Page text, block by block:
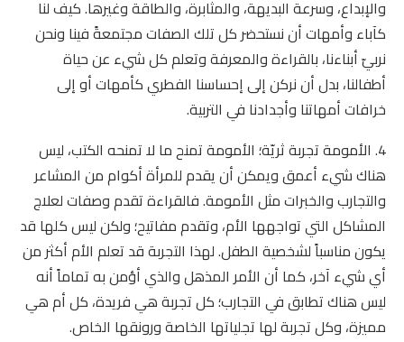
والإبداع، وسرعة البديهة، والمثابرة، والطاقة وغيرها. كيف لنا
كآباء وأمهات أن نستحضر كل تلك الصفات مجتمعةً فينا ونحن
نربيّ أبناءنا، بالقراءة والمعرفة وتعلم كل شيء عن حياة
أطفالنا، بدل أن نركن إلى إحساسنا الفطري كأمهات أو إلى
خرافات أمهاتنا وأجدادنا في التربية.
4. الأمومة تجربة ثريّة؛ الأمومة تمنح ما لا تمنحه الكتب، ليس
هناك شيء أعمق ويمكن أن يقدم للمرأة أكوام من المشاعر
والتجارب والخبرات مثل الأمومة. فالقراءة تقدم وصفات لعلاج
المشاكل التي تواجهها الأم، وتقدم مفاتيح؛ ولكن ليس كلها قد
يكون مناسباً لشخصية الطفل. لهذا التجربة قد تعلم الأم أكثر من
أي شيء آخر، كما أن الأمر المذهل والذي أؤمن به تماماً أنه
ليس هناك تطابق في التجارب؛ كل تجربة هي فريدة، كل أم هي
مميزة، وكل تجربة لها تجلياتها الخاصة ورونقها الخاص.